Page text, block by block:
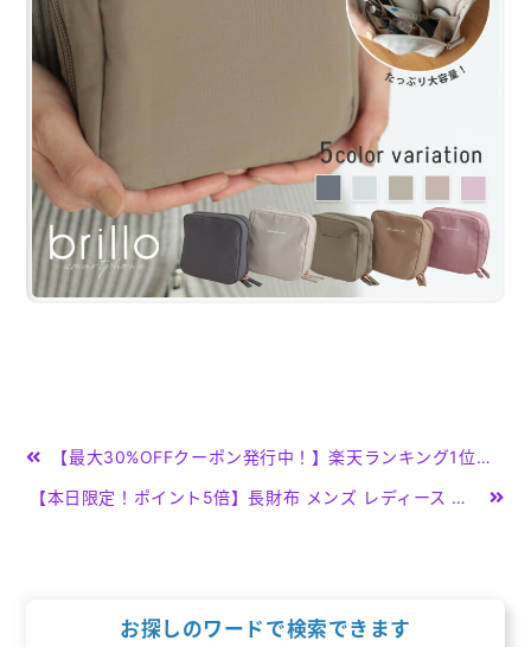
投
稿
【最大30%OFFクーポン発行中！】楽天ランキング1位【ご予約受付中！】ショルダーバッグ レディース 本革 斜めがけバッグ 肩掛け 小さめ ダブルジッパー コンパクト 財布 多機能 シンプル おしゃれ かわいい ウォレットバッグ 仕分け ポケット たくさん
【本日限定！ポイント5倍】長財布 メンズ レディース 財布 本革 ラウンドファスナー ギフト プレゼント ブランド 多機能 レザー 大容量 薄い かわいい おしゃれ 20代 30代 40代 50代
お探しのワードで検索できます